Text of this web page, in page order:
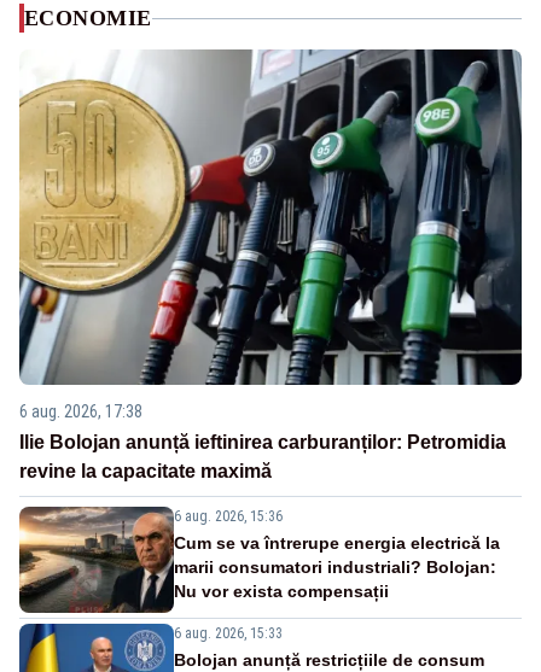
ECONOMIE
6 aug. 2026, 17:38
Ilie Bolojan anunță ieftinirea carburanților: Petromidia
revine la capacitate maximă
6 aug. 2026, 15:36
Cum se va întrerupe energia electrică la
marii consumatori industriali? Bolojan:
Nu vor exista compensații
6 aug. 2026, 15:33
Bolojan anunță restricțiile de consum